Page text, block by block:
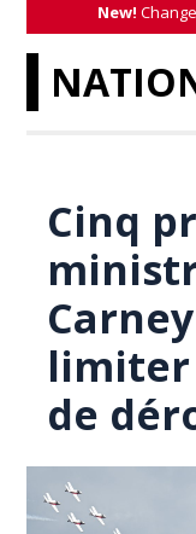
New!
Cinq
limiter
de